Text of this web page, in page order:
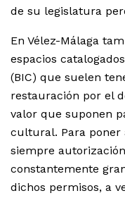
de su legislatura
En Vélez-Málaga
espacios
(BIC) que suelen
restauración por el
valor que suponen
cultural. Para poner
siempre
constantemente
dichos permisos, a